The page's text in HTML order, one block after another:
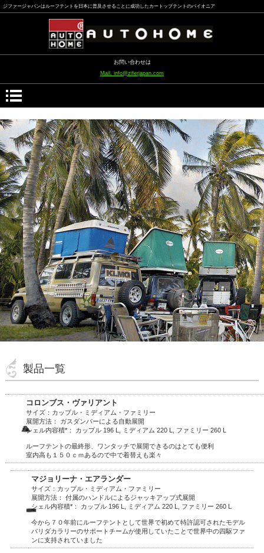
ジファージャパンはルーフテントを日本に普及させることに成功したカートップテントのパイオニア
お問い合わせは
Mail. info@ziferjapan.com
製品一覧
コロンブス・ヴァリアント
サイズ：カップル・ミディアム・ファミリー
展開方法： ガスダンパーによる自動展開
シェル内容積*： カップル 196 L, ミディアム 220 L, ファミリー 260 L
ルーフテントの最終形、ワンタッチで展開できるのはとても便利
室内高も１５０ｃｍあるので中で着替えも楽々
マジョリーナ・エアランダー
サイズ：カップル・ミディアム・ファミリー
展開方法： 付属のハンドルによるジャッキアップ式展開
シェル内容積*： カップル 196 L, ミディアム 220 L, ファミリー 260 L
今から７０年前にルーフテントとして世界で初めて特許認可されたモデル
パリダカラリーのサポートチームが使用していたことで世界中の四駆ファ
ンに支持されていました